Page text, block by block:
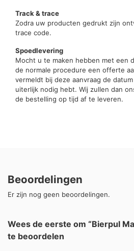
Track & trace
Zodra uw producten gedrukt zijn
trace code.
Spoedlevering
Mocht u te maken hebben met een
de normale procedure een offerte
vermeldt bij deze aanvraag de
uiterlijk nodig hebt. Wij zullen dan
de bestelling op tijd af te leveren.
Beoordelingen
Er zijn nog geen beoordelingen.
Wees de eerste om “Bierpul
te beoordelen